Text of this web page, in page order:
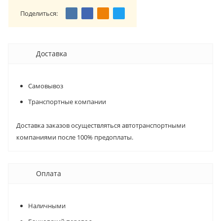
Поделиться:
Доставка
Самовывоз
Транспортные компании
Доставка заказов осуществляться автотранспортными
компаниями после 100% предоплаты.
Оплата
Наличными